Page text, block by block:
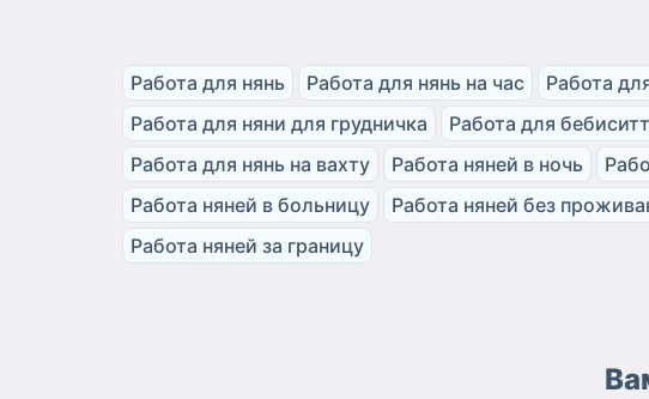
Работа для нянь Работа для нянь на час Работа
Работа для няни для грудничка
Работа для
Работа для нянь на вахту
Работа няней в ночь
Работа няней в больницу
Работа няней без
Работа няней за границу